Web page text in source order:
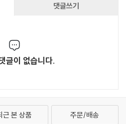
댓글쓰기
글이 없습니다.
근 본 상품 주문/배송